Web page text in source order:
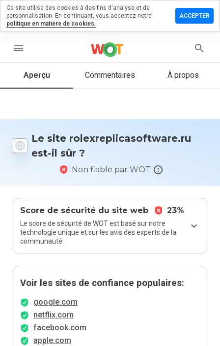
menu
Aperçu Commentaires À propos
Le site rolexreplicasoftware.ru
est-il sûr ?
Non fiable par WOT
Score de sécurité du site web 23%
Le score de sécurité de WOT est basé sur notre
technologie unique et sur les avis des experts de la
communauté.
Voir les sites de confiance populaires:
google.com
netflix.com
facebook.com
apple.com
sur
Quelle
donneriez-
Ce site utilise des cookies à des fins d'analyse et de
personnalisation. En continuant, vous acceptez notre
politique en matière de cookies.
ACCEPTER